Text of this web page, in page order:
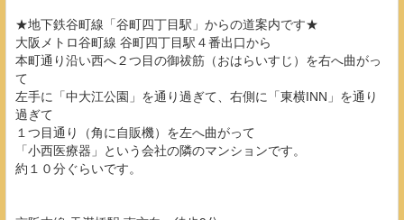
★地下鉄谷町線「谷町四丁目駅」からの道案内です★
大阪メトロ谷町線 谷町四丁目駅４番出口から
本町通り沿い西へ２つ目の御祓筋（おはらいすじ）を右へ曲がっ
て
左手に「中大江公園」を通り過ぎて、右側に「東横INN」を通り
過ぎて
１つ目通り（角に自販機）を左へ曲がって
「小西医療器」という会社の隣のマンションです。
約１０分ぐらいです。